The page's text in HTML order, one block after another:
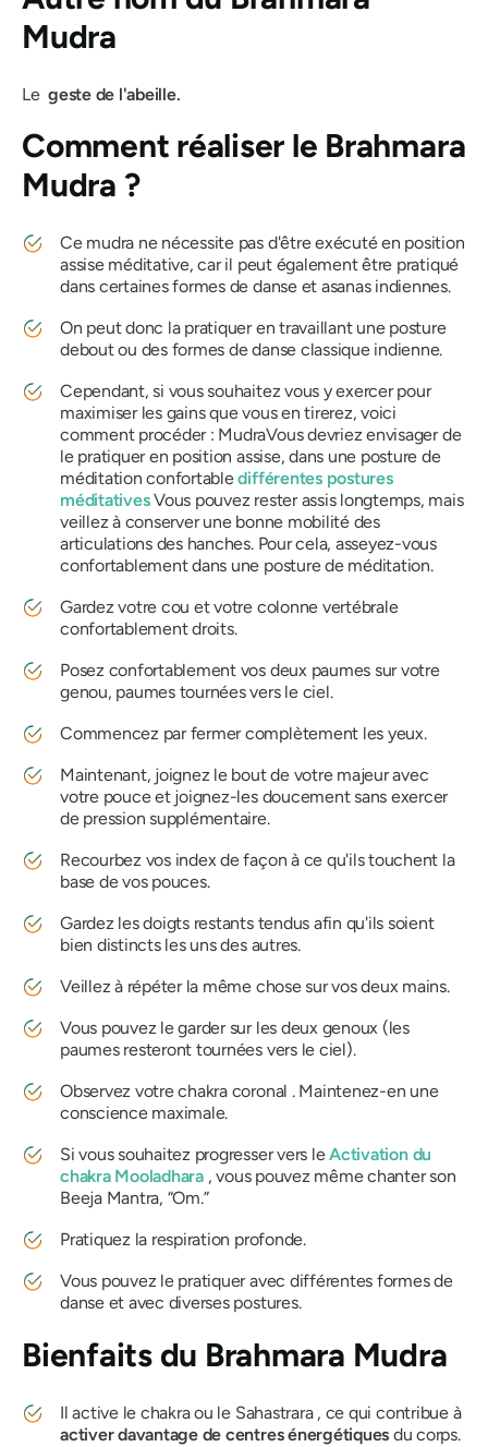
Mudra
Legeste de l'abeille.
Comment réaliser le Brahmara
Mudra ?
Ce mudra ne nécessite pas d'être exécuté en position
assise méditative, car il peutégalement être pratiqué
dans certaines formes de danse et asanas indiennes.
On peut donc la pratiquer en travaillant une posture
debout ou des formes de danse classique indienne.
Cependant, si vous souhaitez vous y exercer pour
maximiser les gains que vous en tirerez, voici
comment procéder : MudraVous devriez envisager de
le pratiquer en position assise, dans une posture de
méditation confortabledifférentes postures
méditativesVous pouvez rester assis longtemps, mais
veillez à conserver une bonne mobilité des
articulations des hanches. Pour cela, asseyez-vous
confortablement dans une posture de méditation.
Gardez votre cou et votre colonne vertébrale
confortablement droits.
Posez confortablement vos deux paumes sur votre
genou, paumes tournées vers le ciel.
Commencez par fermer complètement les yeux.
Maintenant, joignez le bout de votre majeur avec
votre pouce et joignez-les doucement sans exercer
de pression supplémentaire.
Recourbez vos index de façon à ce qu'ils touchent la
base de vos pouces.
Gardez les doigts restants tendus afin qu'ils soient
bien distincts les uns des autres.
Veillez à répéter la même chose sur vos deux mains.
Vous pouvez le garder sur les deux genoux (les
paumes resteront tournées vers le ciel).
Observez votrechakracoronal . Maintenez-en une
conscience maximale.
Si vous souhaitez progresser vers leActivation du
chakra Mooladhara , vous pouvez même chanter son
Beeja Mantra, “Om.”
Pratiquez la respiration profonde.
Vous pouvez le pratiquer avec différentes formes de
danse et avec diverses postures.
Bienfaits du Brahmara Mudra
Il active le chakraou le Sahastrara , ce qui contribue à
activer davantage de centres énergétiques du corps.